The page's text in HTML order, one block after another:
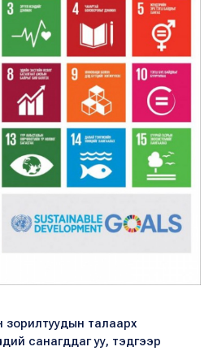
зорилтуудын талаарх
санагддаг уу, тэдгээр